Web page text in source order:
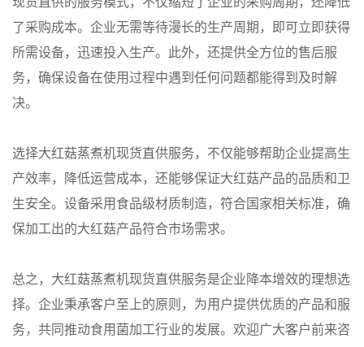
了采购成本。企业无需等待漫长的生产周期，即可立即获得
所需设备，迅速投入生产。此外，还提供全方位的售后服
务，确保设备在使用过程中遇到任何问题都能得到及时解
决。
选择大红菇蒸煮机现货直供服务，不仅能够帮助企业提高生
产效率，降低运营成本，还能够保证大红菇产品的品质和卫
生安全。设备采用食品级材质制造，符合国家相关标准，确
保加工出的大红菇产品符合市场需求。
总之，大红菇蒸煮机现货直供服务是企业降本增效的理想选
择。企业秉承客户至上的原则，为用户提供优质的产品和服
务，共同推动食用菌加工行业的发展。欢迎广大客户前来咨